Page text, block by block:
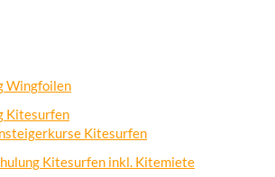
Wingfoilen
Kitesurfen
Kitesurfen
Kitesurfen inkl. Kitemiete